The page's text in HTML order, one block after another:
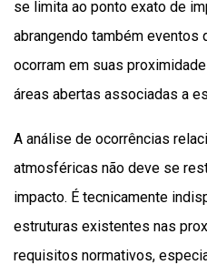
se limita ao ponto exato de
abrangendo também eventos
ocorram em suas
áreas abertas associadas a
A análise de ocorrências
atmosféricas não deve se
impacto. É tecnicamente
estruturas existentes nas
requisitos normativos,